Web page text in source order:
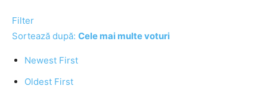
Filter
Sortează după: Cele mai multe voturi
Newest First
Oldest First